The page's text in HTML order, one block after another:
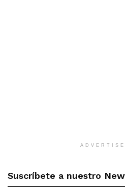
Suscríbete a nuestro